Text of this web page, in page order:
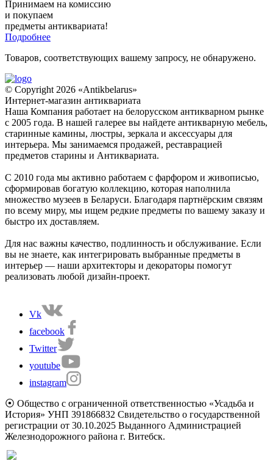
Принимаем на комиссию
и покупаем
предметы антиквариата!
Подробнее
Товаров, соответствующих вашему запросу, не обнаружено.
© Copyright 2026 «Antikbelarus»
Интернет-магазин антиквариата
Наша Компания работает на белорусском антикварном рынке
с 2005 года. В нашей галерее вы найдете антикварную мебель,
старинные камины, люстры, зеркала и аксессуары для
интерьера. Мы занимаемся продажей, реставрацией
предметов старины и Антиквариата.
С 2010 года мы активно работаем с фарфором и живописью,
сформировав богатую коллекцию, которая наполнила
множество музеев в Беларуси. Благодаря партнёрским связям
по всему миру, мы ищем редкие предметы по вашему заказу и
быстро их доставляем.
Для нас важны качество, подлинность и обслуживание. Если
вы не знаете, как интегрировать выбранные предметы в
интерьер — наши архитекторы и декораторы помогут
реализовать любой дизайн-проект.
Vk
facebook
Twitter
youtube
instagram
⦿ Общество с ограниченной ответственностью «Усадьба и
История» УНП 391866832 Свидетельство о государственной
регистрации от 30.10.2025 Выданного Администрацией
Железнодорожного района г. Витебск.